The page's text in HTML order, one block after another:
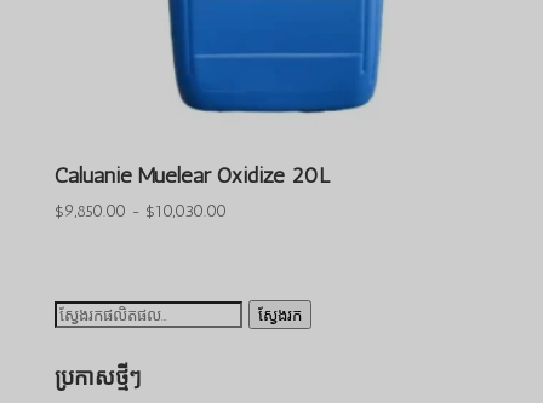
Caluanie Muelear Oxidize 20L
$9,850.00 - $10,030.00ជួរ
$10,030.00
ស្វែងរក៖ ស្វែងរក
ប្រកាស​ថ្មីៗ